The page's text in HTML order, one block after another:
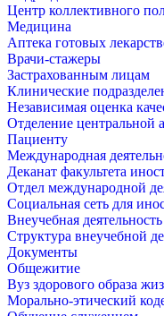
Центр коллективного
Медицина
Аптека готовых
Врачи-стажеры
Застрахованным лицам
Клинические
Независимая оценка
Отделение
Пациенту
Международная
Деканат факультета
Отдел международной
Социальная сеть для
Внеучебная деятельность
Структура внеучебной
Документы
Общежитие
Вуз здорового образа
Морально-этический